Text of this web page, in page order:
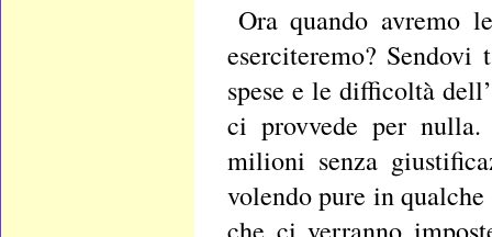
Ora quando avremo
eserciteremo?
spese e le difficoltà
ci provvede per nulla.
milioni senza
volendo pure in